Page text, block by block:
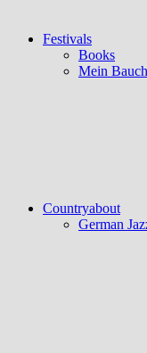
Festivals
Books
Mein
Countryabout
German